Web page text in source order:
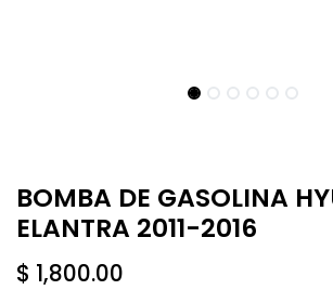
BOMBA DE GASOLINA
ELANTRA 2011-2016
$ 1,800.00